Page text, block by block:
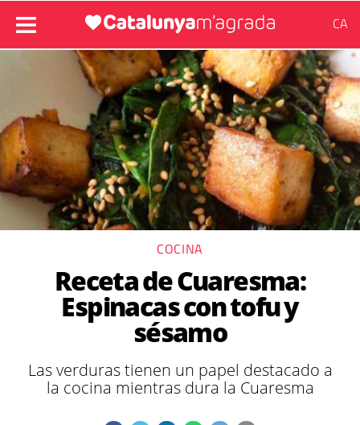
CA
COCINA
Receta de Cuaresma:
Espinacas con tofu y
sésamo
Las verduras tienen un papel destacado a
la cocina mientras dura la Cuaresma